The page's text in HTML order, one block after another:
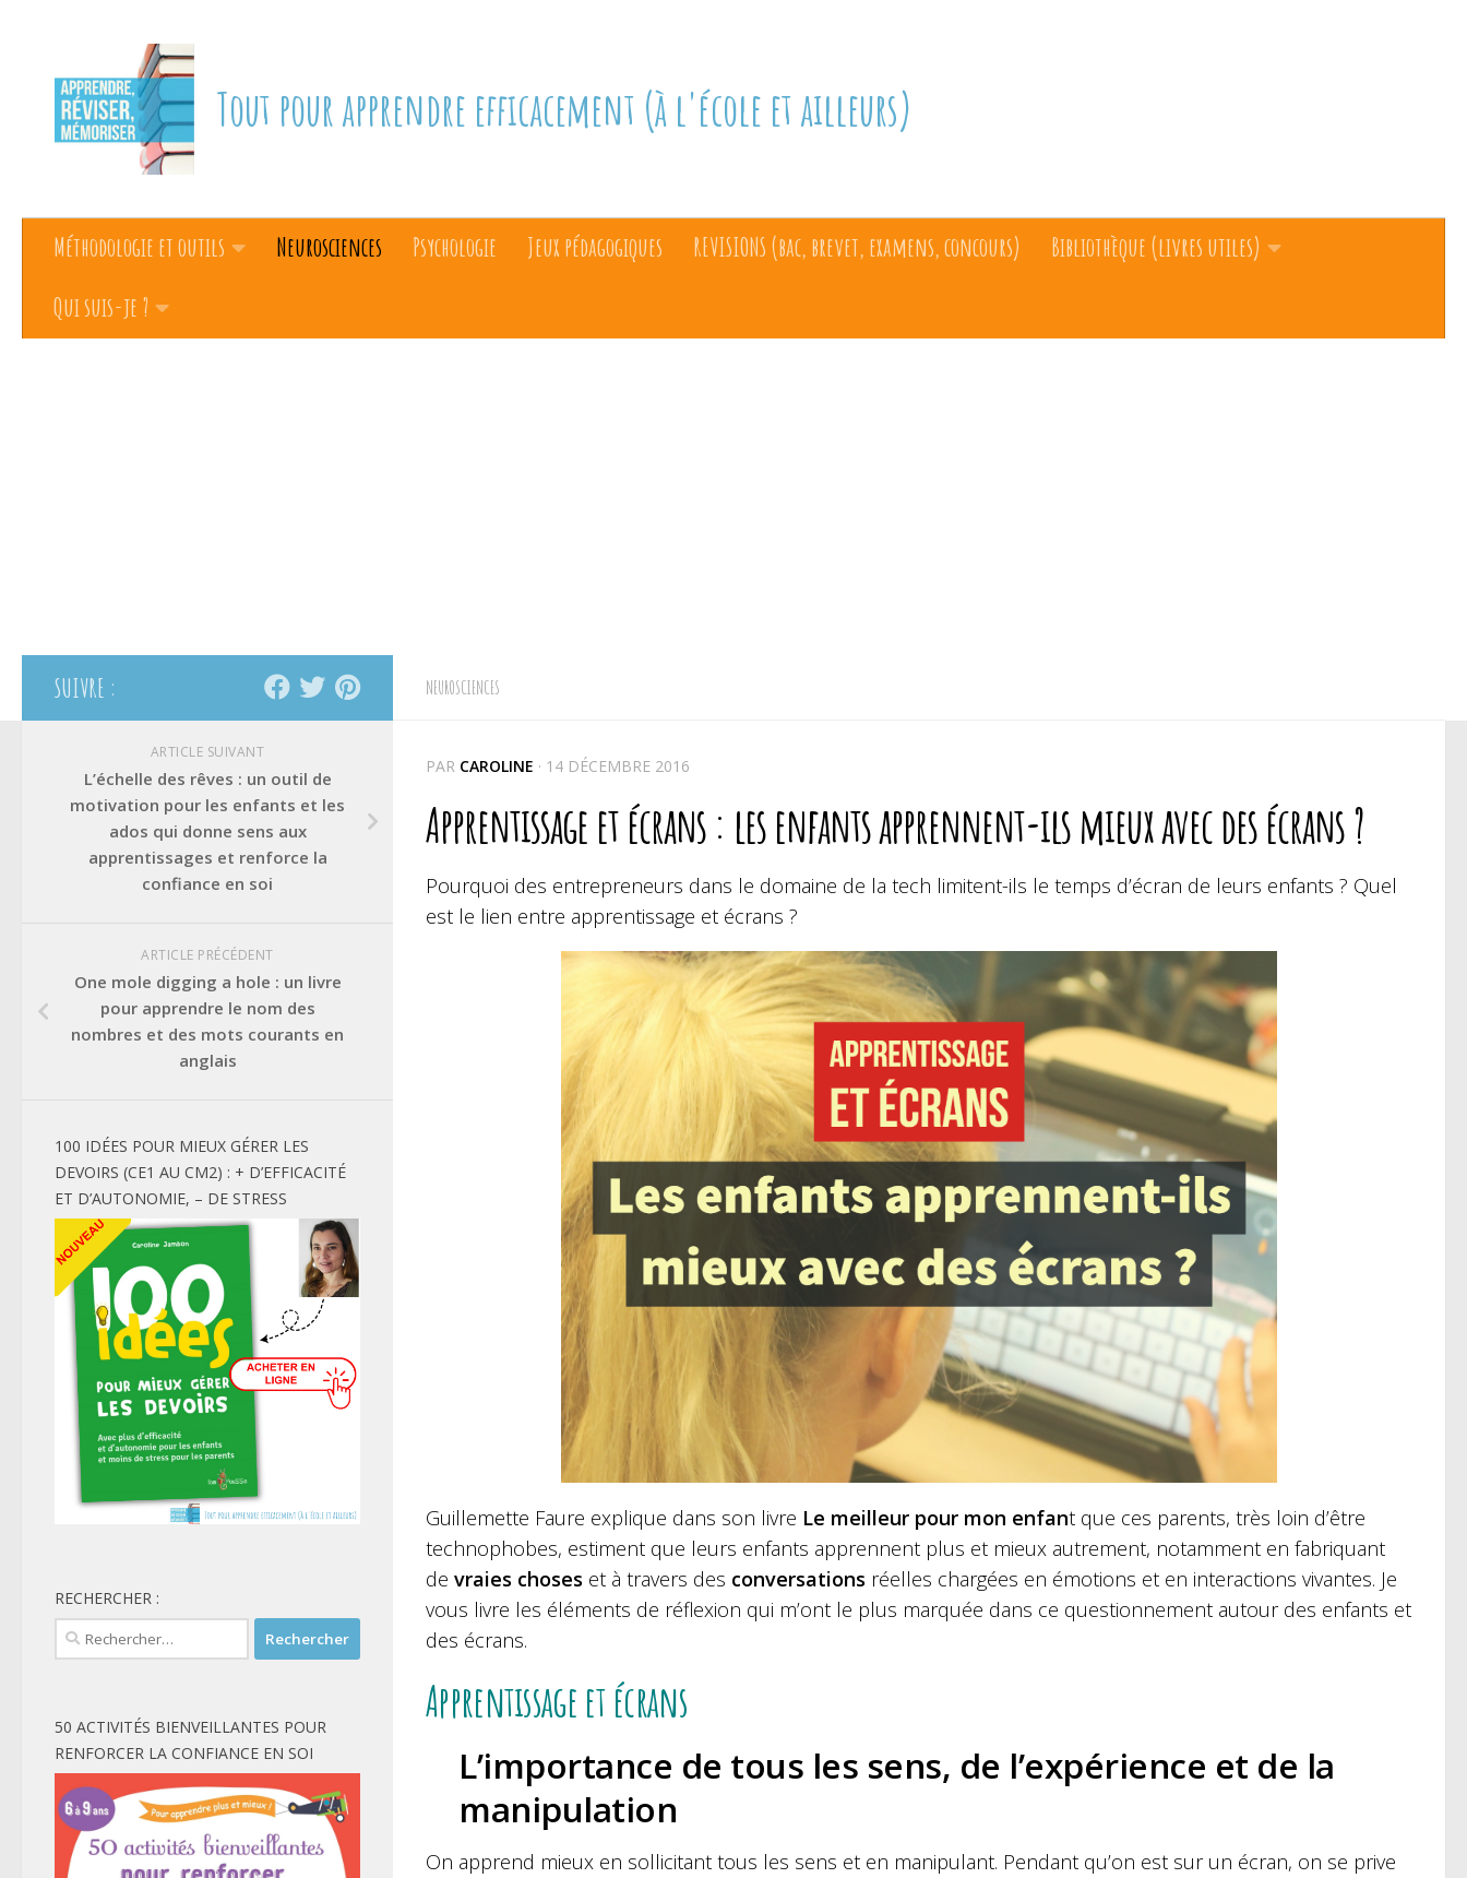
Tout pour apprendre efficacement (à l'école et ailleurs)
Méthodologie et outils Neurosciences Psychologie Jeux pédagogiques REVISIONS (bac, brevet, examens, concours)
Bibliothèque (livres utiles)
Qui suis-je ?
NEUROSCIENCES
PAR CAROLINE · 14 DÉCEMBRE 2016
Apprentissage et écrans : les enfants apprennent-ils mieux avec des écrans ?
Pourquoi des entrepreneurs dans le domaine de la tech limitent-ils le temps d’écran de leurs enfants ? Quel
est le lien entre apprentissage et écrans ?
Guillemette Faure explique dans son livre Le meilleur pour mon enfant que ces parents, très loin d’être
technophobes, estiment que leurs enfants apprennent plus et mieux autrement, notamment en fabriquant
de vraies choses et à travers des conversations réelles chargées en émotions et en interactions vivantes. Je
vous livre les éléments de réflexion qui m’ont le plus marquée dans ce questionnement autour des enfants et
des écrans.
Apprentissage et écrans
L’importance de tous les sens, de l’expérience et de la
manipulation
On apprend mieux en sollicitant tous les sens et en manipulant. Pendant qu’on est sur un écran, on se prive
SUIVRE :
ARTICLE SUIVANT
L’échelle des rêves : un outil de
motivation pour les enfants et les
ados qui donne sens aux
apprentissages et renforce la
confiance en soi
ARTICLE PRÉCÉDENT
One mole digging a hole : un livre
pour apprendre le nom des
nombres et des mots courants en
anglais
100 IDÉES POUR MIEUX GÉRER LES
DEVOIRS (CE1 AU CM2) : + D’EFFICACITÉ
ET D’AUTONOMIE, – DE STRESS
RECHERCHER :
Rechercher :
50 ACTIVITÉS BIENVEILLANTES POUR
RENFORCER LA CONFIANCE EN SOI